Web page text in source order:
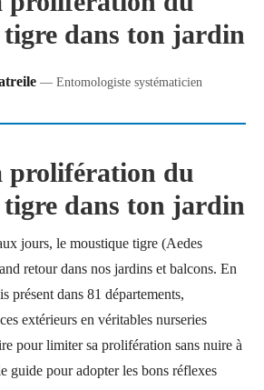
dans ton jardin
— Entomologiste systématicien
prolifération du
dans ton jardin
jours, le moustique tigre (Aedes
retour dans nos jardins et balcons. En
présent dans 81 départements,
extérieurs en véritables nurseries
pour limiter sa prolifération sans nuire à
guide pour adopter les bons réflexes